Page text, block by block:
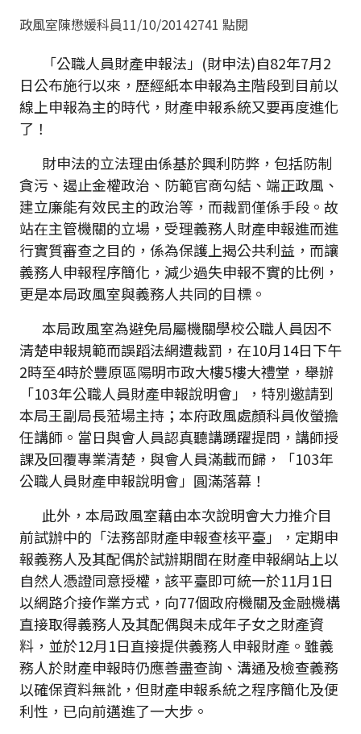
政風室陳懋媛科員11/10/20142741 點閱
「公職人員財產申報法」(財申法)自82年7月2
日公布施行以來，歷經紙本申報為主階段到目前以
線上申報為主的時代，財產申報系統又要再度進化
了！
財申法的立法理由係基於興利防弊，包括防制
貪污、遏止金權政治、防範官商勾結、端正政風、
建立廉能有效民主的政治等，而裁罰僅係手段。故
站在主管機關的立場，受理義務人財產申報進而進
行實質審查之目的，係為保護上揭公共利益，而讓
義務人申報程序簡化，減少過失申報不實的比例，
更是本局政風室與義務人共同的目標。
本局政風室為避免局屬機關學校公職人員因不
清楚申報規範而誤蹈法網遭裁罰，在10月14日下午
2時至4時於豐原區陽明市政大樓5樓大禮堂，舉辦
「103年公職人員財產申報說明會」，特別邀請到
本局王副局長蒞場主持；本府政風處顏科員攸螢擔
任講師。當日與會人員認真聽講踴躍提問，講師授
課及回覆專業清楚，與會人員滿載而歸，「103年
公職人員財產申報說明會」圓滿落幕！
此外，本局政風室藉由本次說明會大力推介目
前試辦中的「法務部財產申報查核平臺」，定期申
報義務人及其配偶於試辦期間在財產申報網站上以
自然人憑證同意授權，該平臺即可統一於11月1日
以網路介接作業方式，向77個政府機關及金融機構
直接取得義務人及其配偶與未成年子女之財產資
料，並於12月1日直接提供義務人申報財產。雖義
務人於財產申報時仍應善盡查詢、溝通及檢查義務
以確保資料無訛，但財產申報系統之程序簡化及便
利性，已向前邁進了一大步。